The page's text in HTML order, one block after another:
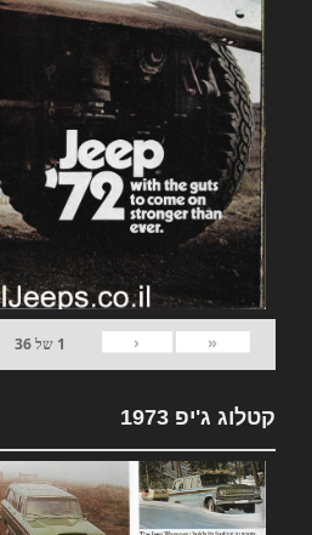
«
‹
1 של36
קטלוג ג'יפ 1973